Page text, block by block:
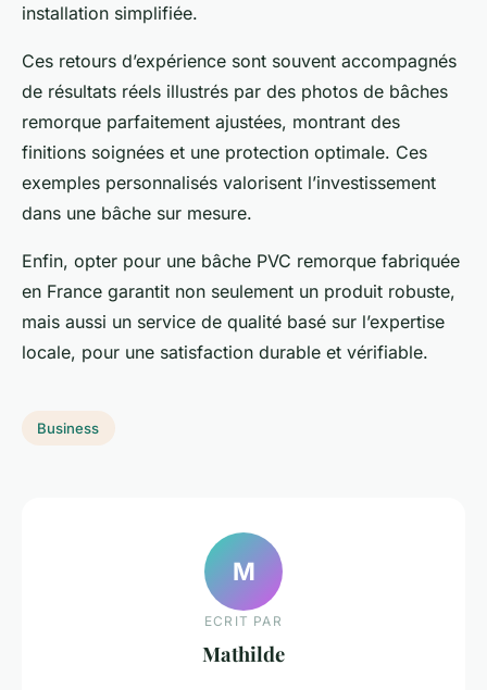
installation simplifiée.
Ces retours d’expérience sont souvent accompagnés
de résultats réels illustrés par des photos de bâches
remorque parfaitement ajustées, montrant des
finitions soignées et une protection optimale. Ces
exemples personnalisés valorisent l’investissement
dans une bâche sur mesure.
Enfin, opter pour une bâche PVC remorque fabriquée
en France garantit non seulement un produit robuste,
mais aussi un service de qualité basé sur l’expertise
locale, pour une satisfaction durable et vérifiable.
Business
M
ECRIT PAR
Mathilde